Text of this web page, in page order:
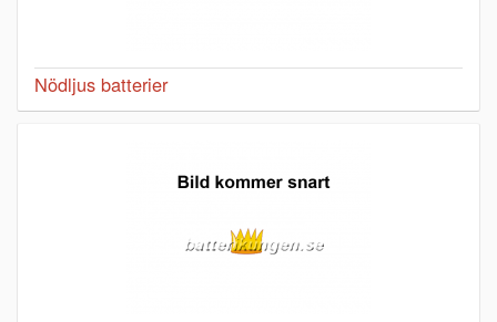
Nödljus batterier